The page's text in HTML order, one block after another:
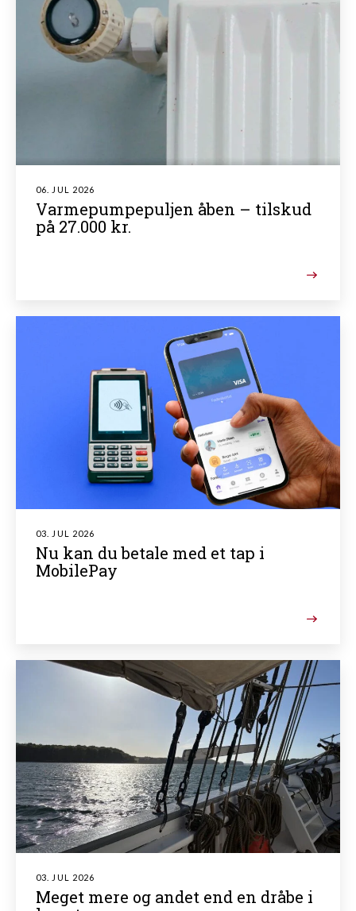
06. JUL 2026
Varmepumpepuljen åben – tilskud
på 27.000 kr.
03. JUL 2026
Nu kan du betale med et tap i
MobilePay
03. JUL 2026
Meget mere og andet end en dråbe i